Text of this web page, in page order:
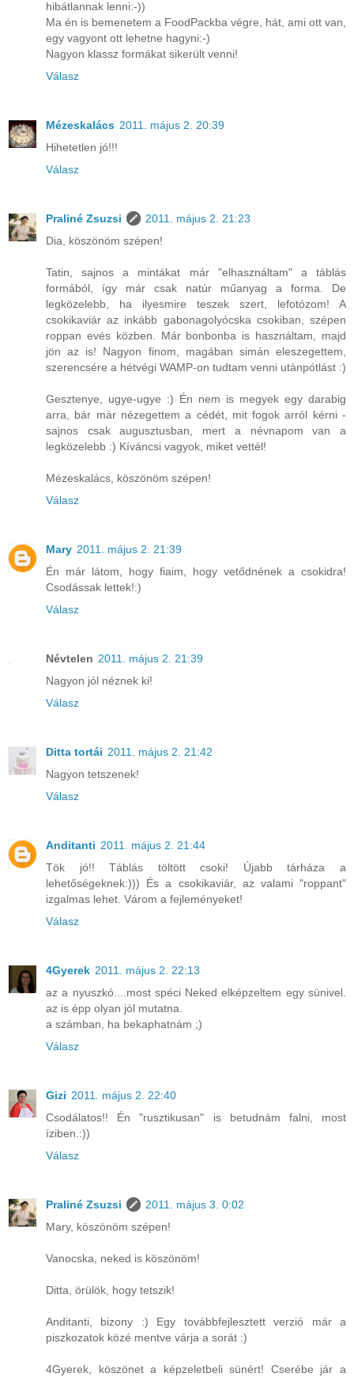
hibátlannak lenni:-))
Ma én is bemenetem a FoodPackba végre, hát, ami ott van,
egy vagyont ott lehetne hagyni:-)
Nagyon klassz formákat sikerült venni!
Válasz
Mézeskalács 2011. május 2. 20:39
Hihetetlen jó!!!
Válasz
Praliné Zsuzsi
2011. május 2. 21:23
Dia, köszönöm szépen!
Tatin, sajnos a mintákat már "elhasználtam" a táblás
formából, így már csak natúr műanyag a forma. De
legközelebb, ha ilyesmire teszek szert, lefotózom! A
csokikaviár az inkább gabonagolyócska csokiban, szépen
roppan evés közben. Már bonbonba is használtam, majd
jön az is! Nagyon finom, magában simán eleszegettem,
szerencsére a hétvégi WAMP-on tudtam venni utánpótlást :)
Gesztenye, ugye-ugye :) Én nem is megyek egy darabig
arra, bár már nézegettem a cédét, mit fogok arról kérni -
sajnos csak augusztusban, mert a névnapom van a
legközelebb :) Kíváncsi vagyok, miket vettél!
Mézeskalács, köszönöm szépen!
Válasz
Mary 2011. május 2. 21:39
Én már látom, hogy fiaim, hogy vetődnének a csokidra!
Csodássak lettek!:)
Válasz
Névtelen 2011. május 2. 21:39
Nagyon jól néznek ki!
Válasz
Ditta tortái 2011. május 2. 21:42
Nagyon tetszenek!
Válasz
Anditanti 2011. május 2. 21:44
Tök jó!! Táblás töltött csoki! Újabb tárháza a
lehetőségeknek:))) És a csokikaviár, az valami "roppant"
izgalmas lehet. Várom a fejleményeket!
Válasz
4Gyerek 2011. május 2. 22:13
az a nyuszkó....most spéci Neked elképzeltem egy sünivel.
az is épp olyan jól mutatna.
a számban, ha bekaphatnám ;)
Válasz
Gizi 2011. május 2. 22:40
Csodálatos!! Én "rusztikusan" is betudnám falni, most
íziben.:))
Válasz
Praliné Zsuzsi
2011. május 3. 0:02
Mary, köszönöm szépen!
Vanocska, neked is köszönöm!
Ditta, örülök, hogy tetszik!
Anditanti, bizony :) Egy továbbfejlesztett verzió már a
piszkozatok közé mentve várja a sorát :)
4Gyerek, köszönet a képzeletbeli sünért! Cserébe jár a